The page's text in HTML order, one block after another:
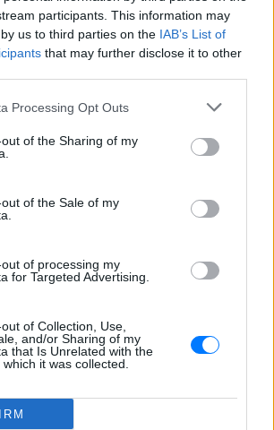
participants. This information may
us to third parties on the IAB’s List of
that may further disclose it to other
Processing Opt Outs
of the Sharing of my
of the Sale of my
of processing my
for Targeted Advertising.
of Collection, Use,
and/or Sharing of my
that Is Unrelated with the
it was collected.
ΚΑΤΗΓΟΡΙΑ
Τουρισμός για Όλους